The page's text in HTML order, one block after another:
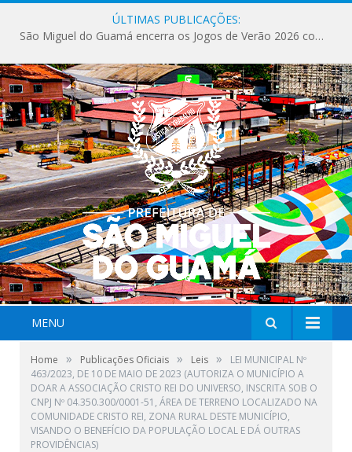
ÚLTIMAS PUBLICAÇÕES:
São Miguel do Guamá encerra os Jogos de Verão 2026 com sucesso de público e competições.
MENU
Home » Publicações Oficiais » Leis »
LEI MUNICIPAL Nº
463/2023, DE 10 DE MAIO DE 2023 (AUTORIZA O MUNICÍPIO A
DOAR A ASSOCIAÇÃO CRISTO REI DO UNIVERSO, INSCRITA SOB O
CNPJ Nº 04.350.300/0001-51, ÁREA DE TERRENO LOCALIZADO NA
COMUNIDADE CRISTO REI, ZONA RURAL DESTE MUNICÍPIO,
VISANDO O BENEFÍCIO DA POPULAÇÃO LOCAL E DÁ OUTRAS
PROVIDÊNCIAS)